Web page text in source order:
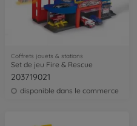
Coffrets jouets & stations
Set de jeu Fire & Rescue
203719021
disponible dans le commerce